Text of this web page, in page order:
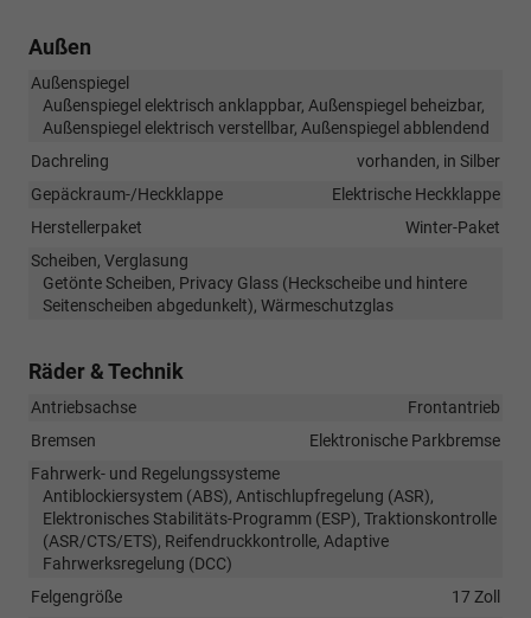
Außen
Außenspiegel
Außenspiegel elektrisch anklappbar, Außenspiegel beheizbar,
Außenspiegel elektrisch verstellbar, Außenspiegel abblendend
Dachreling
vorhanden, in Silber
Gepäckraum-/Heckklappe
Elektrische Heckklappe
Herstellerpaket
Winter-Paket
Scheiben, Verglasung
Getönte Scheiben, Privacy Glass (Heckscheibe und hintere
Seitenscheiben abgedunkelt), Wärmeschutzglas
Räder & Technik
Antriebsachse
Frontantrieb
Bremsen
Elektronische Parkbremse
Fahrwerk- und Regelungssysteme
Antiblockiersystem (ABS), Antischlupfregelung (ASR),
Elektronisches Stabilitäts-Programm (ESP), Traktionskontrolle
(ASR/CTS/ETS), Reifendruckkontrolle, Adaptive
Fahrwerksregelung (DCC)
Felgengröße
17 Zoll